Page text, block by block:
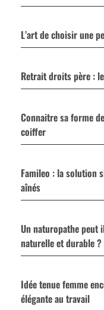
L’art de choisir une
Retrait droits père :
Connaitre sa forme
coiffer
Famileo : la solution
aînés
Un naturopathe peut
naturelle et durable ?
Idée tenue femme
élégante au travail